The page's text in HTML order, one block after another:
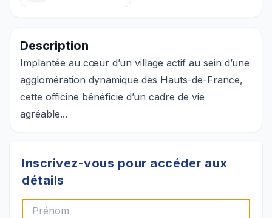
Description
Implantée au cœur d’un village actif au sein d’une
agglomération dynamique des Hauts-de-France,
cette officine bénéficie d’un cadre de vie
agréable...
Inscrivez-vous pour accéder aux
détails